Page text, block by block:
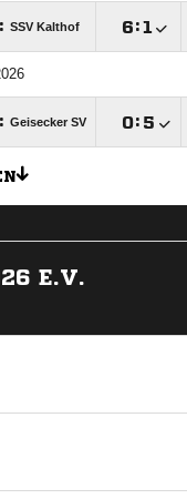
: SSV Kalthof :
: Geisecker SV : 
E.V.